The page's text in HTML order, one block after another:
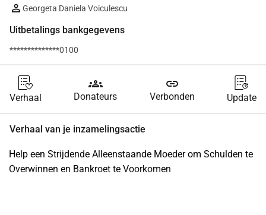
Georgeta Daniela Voiculescu
Uitbetalings bankgegevens
**************0100
Verhaal
groups
Donateurs
link
Verbonden Update
Verhaal van je inzamelingsactie
Help een Strijdende Alleenstaande Moeder om Schulden te
Overwinnen en Bankroet te Voorkomen